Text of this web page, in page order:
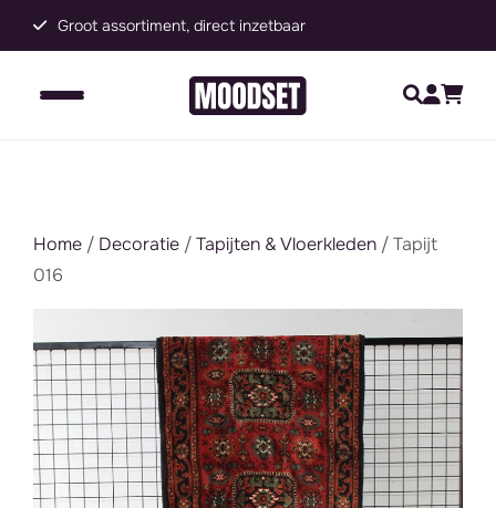
Groot assortiment, direct inzetbaar
Home / Decoratie /Tapijten & Vloerkleden / Tapijt
016